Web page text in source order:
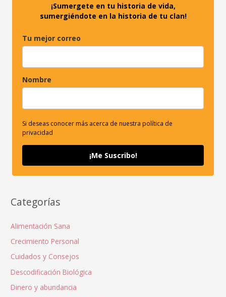
¡Sumergete en tu historia de vida,
sumergiéndote en la historia de tu clan!
Tu mejor correo
Nombre
Si deseas conocer más acerca de nuestra política de
privacidad
¡Me Suscribo!
Categorías
Alimentación Sana
Crecimiento Personal
Cuidados y Consejos
Descodificación Biológica
Dinero y abundancia